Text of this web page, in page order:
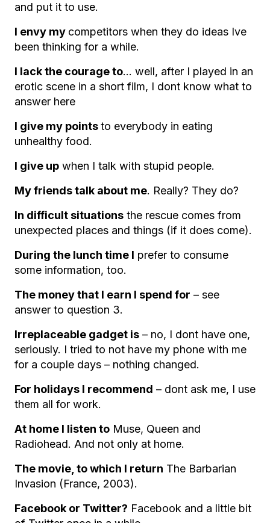
and put it to use.
I envy my competitors when they do ideas Ive
been thinking for a while.
I lack the courage to… well, after I played in an
erotic scene in a short film, I dont know what to
answer here
I give my pointsto everybody in eating
unhealthy food.
I give up when I talk with stupid people.
My friends talk about me. Really? They do?
In difficult situations the rescue comes from
unexpected places and things (if it does come).
During the lunch time I prefer to consume
some information, too.
The money that I earn I spend for – see
answer to question 3.
Irreplaceable gadget is – no, I dont have one,
seriously. I tried to not have my phone with me
for a couple days – nothing changed.
For holidays I recommend – dont ask me, I use
them all for work.
At home I listen to Muse, Queen and
Radiohead. And not only at home.
The movie, to which I return The Barbarian
Invasion (France, 2003).
Facebook or Twitter? Facebook and a little bit